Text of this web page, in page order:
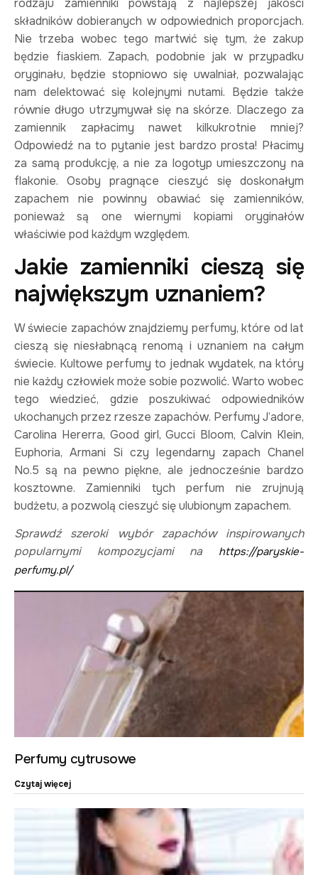
rodzaju zamienniki powstają z najlepszej jakości
składników dobieranych w odpowiednich proporcjach.
Nie trzeba wobec tego martwić się tym, że zakup
będzie fiaskiem. Zapach, podobnie jak w przypadku
oryginału, będzie stopniowo się uwalniał, pozwalając
nam delektować się kolejnymi nutami. Będzie także
równie długo utrzymywał się na skórze. Dlaczego za
zamiennik zapłacimy nawet kilkukrotnie mniej?
Odpowiedź na to pytanie jest bardzo prosta! Płacimy
za samą produkcję, a nie za logotyp umieszczony na
flakonie. Osoby pragnące cieszyć się doskonałym
zapachem nie powinny obawiać się zamienników,
ponieważ są one wiernymi kopiami oryginałów
właściwie pod każdym względem.
Jakie zamienniki cieszą się
największym uznaniem?
W świecie zapachów znajdziemy perfumy, które od lat
cieszą się niesłabnącą renomą i uznaniem na całym
świecie. Kultowe perfumy to jednak wydatek, na który
nie każdy człowiek może sobie pozwolić. Warto wobec
tego wiedzieć, gdzie poszukiwać odpowiedników
ukochanych przez rzesze zapachów. Perfumy J’adore,
Carolina Hererra, Good girl, Gucci Bloom, Calvin Klein,
Euphoria, Armani Si czy legendarny zapach Chanel
No.5 są na pewno piękne, ale jednocześnie bardzo
kosztowne. Zamienniki tych perfum nie zrujnują
budżetu, a pozwolą cieszyć się ulubionym zapachem.
Sprawdź szeroki wybór zapachów inspirowanych
popularnymi kompozycjami na https://paryskie-
perfumy.pl/
Perfumy cytrusowe
Czytaj więcej